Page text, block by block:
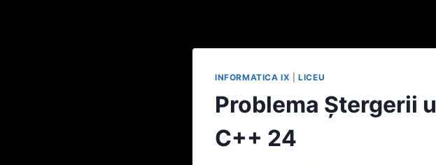
INFORMATICA IX |LICEU
Problema Ștergerii
C++ 24